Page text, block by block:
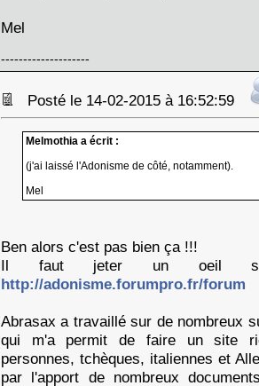
Mel
--------------------
Posté le 14-02-2015 à 16:52:59
Melmothia a écrit :
(j'ai laissé l'Adonisme de côté, notamment).
Mel
Ben alors c'est pas bien ça !!!
Il faut jeter un oeil
http://adonisme.forumpro.fr/forum
Abrasax a travaillé sur de nombreux
qui m'a permit de faire un site
personnes, tchèques, italiennes et
par l'apport de nombreux